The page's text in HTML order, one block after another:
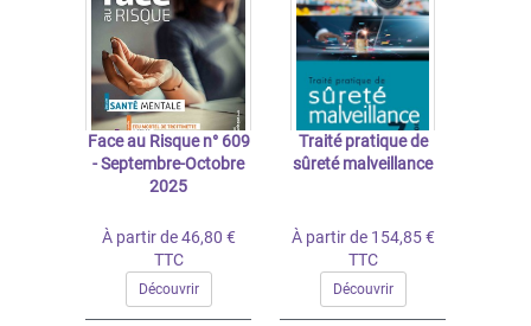
Face au Risque n° 609
- Septembre-Octobre
2025
À partir de 46,80 €
TTC
Découvrir
Traité pratique de
sûreté malveillance
À partir de 154,85 €
TTC
Découvrir